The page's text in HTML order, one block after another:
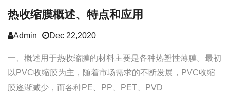
热收缩膜概述、特点和应用
Admin Dec 22,2020
一、概述用于热收缩膜的材料主要是各种热塑性薄膜。最初
以PVC收缩膜为主，随着市场需求的不断发展，PVC收缩
膜逐渐减少，而各种PE、PP、PET、PVD